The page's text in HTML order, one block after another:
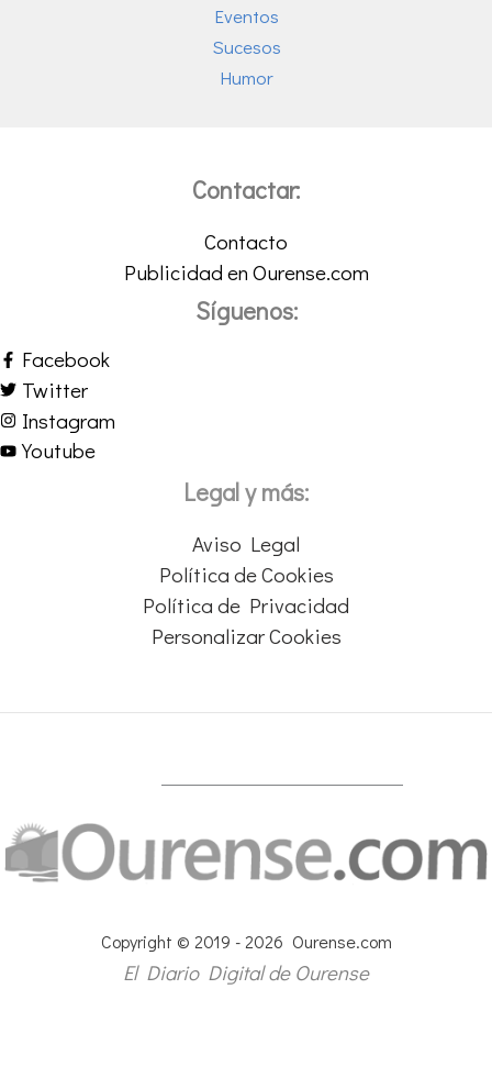
Eventos
Sucesos
Humor
Contactar:
Contacto
Publicidad en Ourense.com
Síguenos:
Facebook
Twitter
Instagram
Youtube
Legal y más:
Aviso Legal
Política de Cookies
Política de Privacidad
Personalizar Cookies
Copyright © 2019 - 2026 Ourense.com
El Diario Digital de Ourense